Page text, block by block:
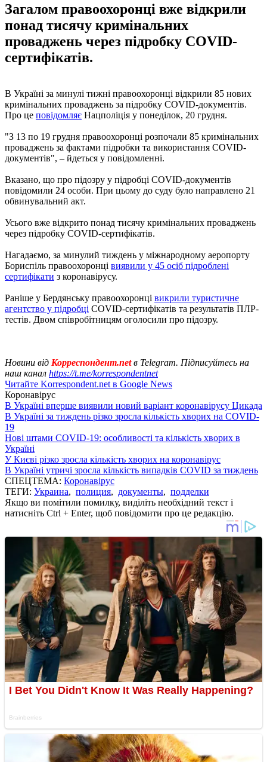
Загалом правоохоронці вже відкрили
понад тисячу кримінальних
проваджень через підробку COVID-
сертифікатів.
В Україні за минулі тижні правоохоронці відкрили 85 нових
кримінальних проваджень за підробку COVID-документів.
Про це повідомляє Нацполіція у понеділок, 20 грудня.
"З 13 по 19 грудня правоохоронці розпочали 85 кримінальних
проваджень за фактами підробки та використання COVID-
документів", – йдеться у повідомленні.
Вказано, що про підозру у підробці COVID-документів
повідомили 24 особи. При цьому до суду було направлено 21
обвинувальний акт.
Усього вже відкрито понад тисячу кримінальних проваджень
через підробку COVID-сертифікатів.
Нагадаємо, за минулий тиждень у міжнародному аеропорту
Бориспіль правоохоронці виявили у 45 осіб підроблені
сертифікати з коронавірусу.
Раніше у Бердянську правоохоронці викрили туристичне
агентство у підробці COVID-сертифікатів та результатів ПЛР-
тестів. Двом співробітницям оголосили про підозру.
Новини від Корреспондент.netв Telegram. Підписуйтесь на
наш канал https://t.me/korrespondentnet
Читайте Korrespondent.net в Google News
Коронавірус
В Україні вперше виявили новий варіант коронавірусу Цикада
В Україні за тиждень різко зросла кількість хворих на COVID-
19
Нові штами COVID-19: особливості та кількість хворих в
Україні
У Києві різко зросла кількість хворих на коронавірус
В Україні утричі зросла кількість випадків COVID за тиждень
СПЕЦТЕМА: Коронавірус
ТЕГИ: Украина, полиция, документы, подделки
Якщо ви помітили помилку, виділіть необхідний текст і
натисніть Ctrl + Enter, щоб повідомити про це редакцію.